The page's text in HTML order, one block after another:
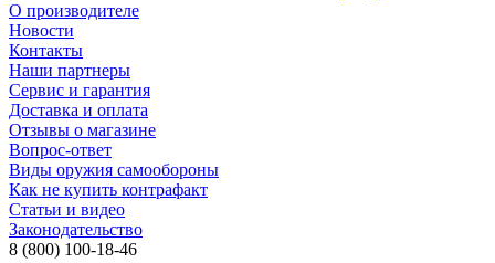
О производителе
Новости
Контакты
Наши партнеры
Сервис и гарантия
Доставка и оплата
Отзывы о магазине
Вопрос-ответ
Виды оружия самообороны
Как не купить контрафакт
Статьи и видео
Законодательство
8 (800) 100-18-46